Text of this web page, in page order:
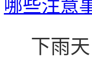
哪些注意
下雨